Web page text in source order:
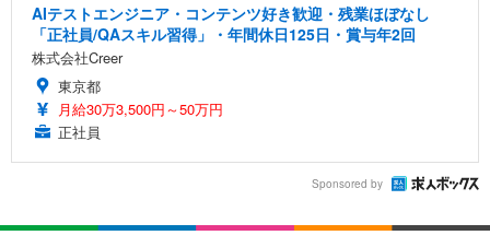
AIテストエンジニア・コンテンツ好き歓迎・残業ほぼなし
「正社員/QAスキル習得」・年間休日125日・賞与年2回
株式会社Creer
東京都
月給30万3,500円～50万円
正社員
Sponsored by